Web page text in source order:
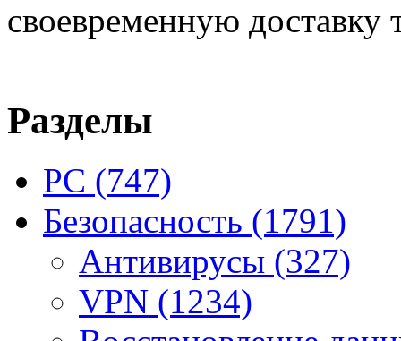
своевременную доставку
Разделы
PC (747)
Безопасность (1791)
Антивирусы (327)
VPN (1234)